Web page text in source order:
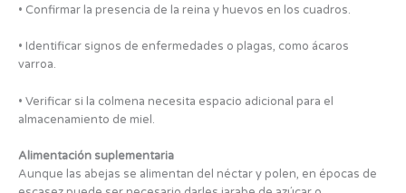
• Confirmar la presencia de la reina y huevos en los cuadros.
• Identificar signos de enfermedades o plagas, como ácaros
varroa.
• Verificar si la colmena necesita espacio adicional para el
almacenamiento de miel.
Alimentación suplementaria
Aunque las abejas se alimentan del néctar y polen, en épocas de